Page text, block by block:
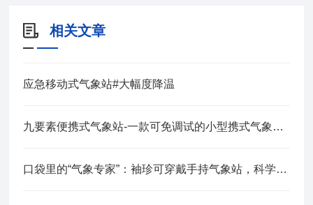
相关文章
应急移动式气象站#大幅度降温
九要素便携式气象站-一款可免调试的小型携式气象仪@2025全+境+派+送
口袋里的“气象专家”：袖珍可穿戴手持气象站，科学决策不靠猜